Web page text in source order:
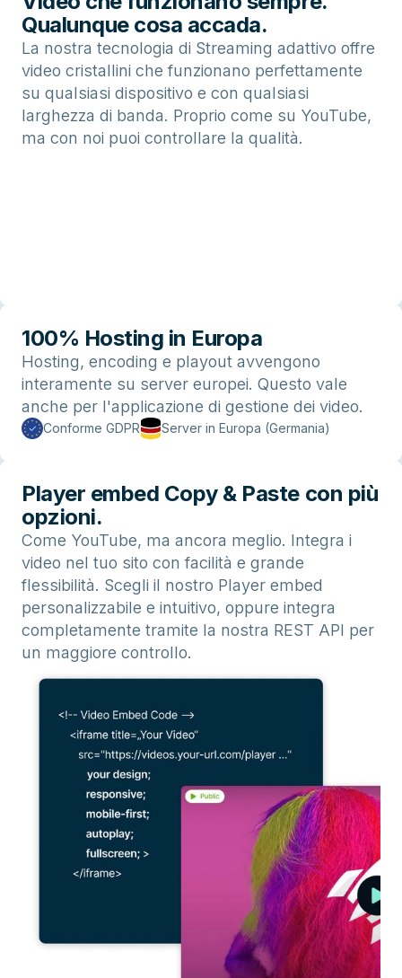
Qualunque cosa accada.
La nostra tecnologia di Streaming adattivo offre
video cristallini che funzionano perfettamente
su qualsiasi dispositivo e con qualsiasi
larghezza di banda. Proprio come su YouTube,
ma con noi puoi controllare la qualità.
100% Hosting in Europa
Hosting, encoding e playout avvengono
interamente su server europei. Questo vale
anche per l'applicazione di gestione dei video.
Conforme GDPR Server in Europa (Germania)
Player embed Copy & Paste con più
opzioni.
Come YouTube, ma ancora meglio. Integra i
video nel tuo sito con facilità e grande
flessibilità. Scegli il nostro Player embed
personalizzabile e intuitivo, oppure integra
completamente tramite la nostra REST API per
un maggiore controllo.